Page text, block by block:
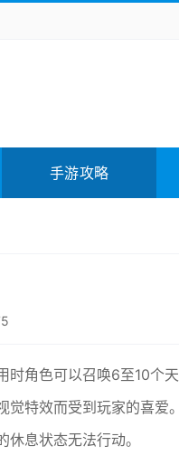
安全相关 应用软件
综合其它
手游攻略
时角色可以召唤6至10个
特效而受到玩家的喜爱
息状态无法行动。